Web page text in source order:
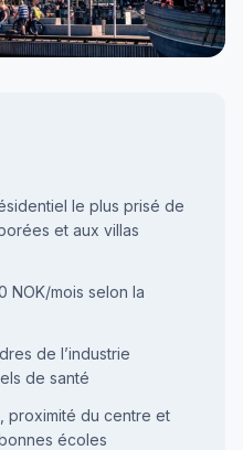
le plus prisé de
et aux villas
NOK/mois selon la
de l’industrie
de santé
proximité du centre et
écoles